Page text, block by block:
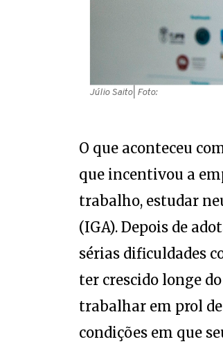
Júlio Saito| Foto:
O que aconteceu
que incentivou a
trabalho, estudar
(IGA). Depois de
sérias dificuldades
ter crescido longe
trabalhar em prol
condições em que